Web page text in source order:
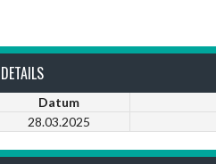
DETAILS
Datum
28.03.2025